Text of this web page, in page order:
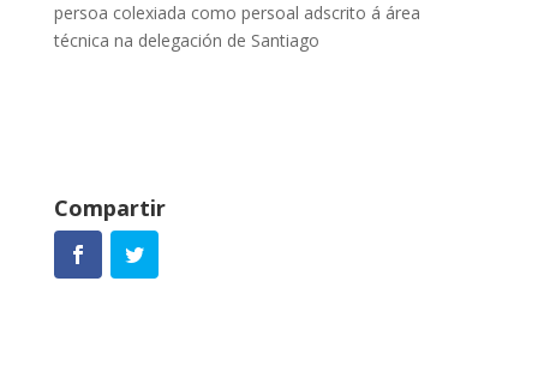
persoa colexiada como persoal adscrito á área
técnica na delegación de Santiago
Compartir